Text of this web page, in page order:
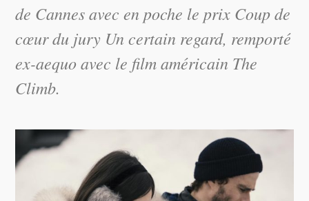
de Cannes avec en poche le prix Coup de
cœur du jury Un certain regard, remporté
ex-aequo avec le film américain The
Climb.